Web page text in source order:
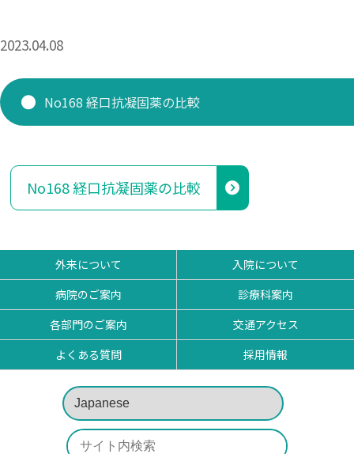
求人情報
看護部
薬剤部
2023.04.08
No168 経口抗凝固薬の比較
No168 経口抗凝固薬の比較
外来について
入院について
病院のご案内
診療科案内
各部門のご案内
交通アクセス
よくある質問
採用情報